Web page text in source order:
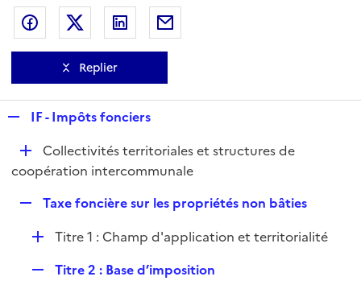
Partager sur Facebook
Partager sur Twitter
Partager sur LinkedIn
Replier
p
l
IF - Impôts fonciers
D
é
i
e
r
Collectivités territoriales et structures de
coopération intercommunale
p
Taxe foncière sur les propriétés non bâties
DTitre 1 : Champ d'application et territorialité
Titre 2 : Base d’imposition